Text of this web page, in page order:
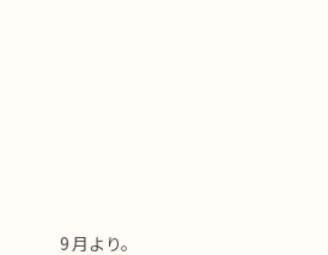
9月より。